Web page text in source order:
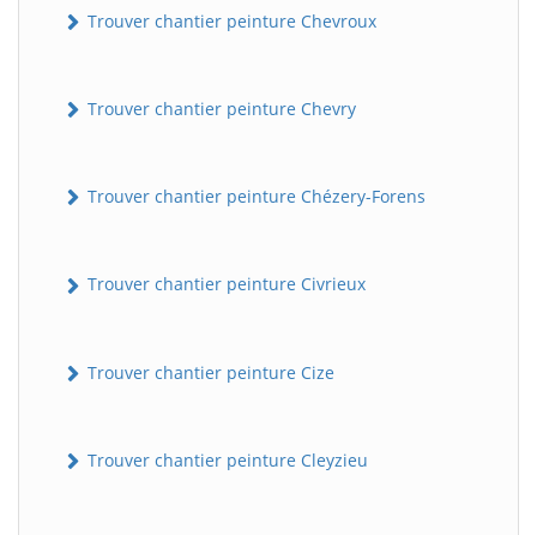
Trouver chantier peinture Chevroux
Trouver chantier peinture Chevry
Trouver chantier peinture Chézery-Forens
Trouver chantier peinture Civrieux
Trouver chantier peinture Cize
Trouver chantier peinture Cleyzieu